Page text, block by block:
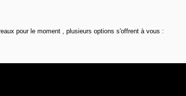
pour le moment , plusieurs options s'offrent à vous :